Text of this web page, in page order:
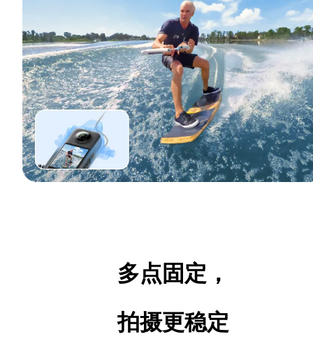
多点固定，
拍摄更稳定